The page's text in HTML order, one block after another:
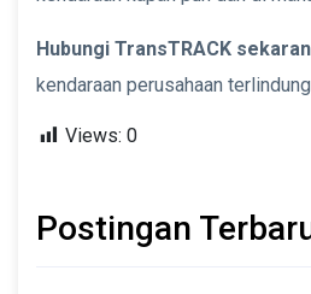
Hubungi TransTRACK
kendaraan perusahaan
Views: 0
Postingan